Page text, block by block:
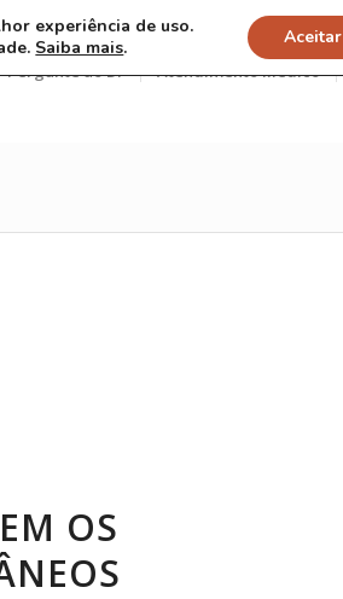
Pergunte ao Dr Atendimento Médico
OS
experiência de uso.
Saiba mais. Aceitar